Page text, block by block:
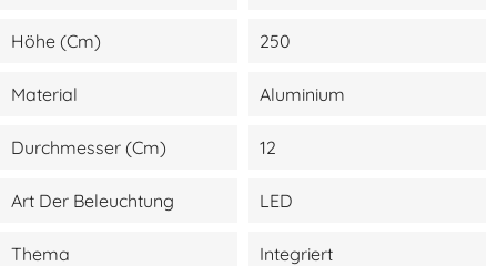
Höhe (cm) 250
Material Aluminium
Durchmesser (cm) 12
Art Der Beleuchtung LED
Thema Integriert